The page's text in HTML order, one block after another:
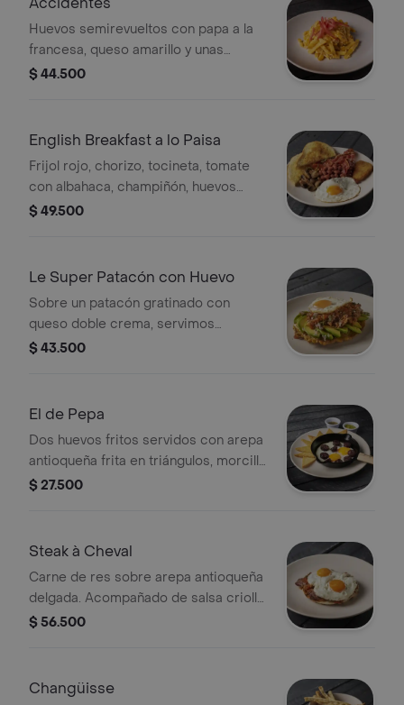
Huevos semirevueltos con papa a la
francesa, queso amarillo y unas
julianas de tomate.
$ 44.500
English Breakfast a lo Paisa
Frijol rojo, chorizo, tocineta, tomate
con albahaca, champiñón, huevos
fritos, una tostada de pan campesino
$ 49.500
Le Super Patacón con Huevo
Sobre un patacón gratinado con
queso doble crema, servimos
aguacate, carne desmechada de res
$ 43.500
El de Pepa
Dos huevos fritos servidos con arepa
antioqueña frita en triángulos, morcilla
en trozos, guacamole fresco y ají
$ 27.500
Steak à Cheval
Carne de res sobre arepa antioqueña
delgada. Acompañado de salsa criolla
y dos huevos fritos.
$ 56.500
Changüisse